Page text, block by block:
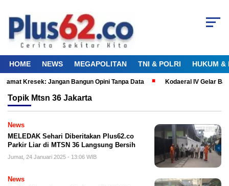
HOME NEWS MEGAPOLITAN TNI & POLRI HUKUM &
Kresek: Jangan Bangun Opini Tanpa Data Kodaeral IV Gelar
Topik Mtsn 36 Jakarta
News
MELEDAK Sehari Diberitakan Plus62.co
Parkir Liar di MTSN 36 Langsung Bersih
Jumat, 24 Januari 2025 - 13:06 WIB
News